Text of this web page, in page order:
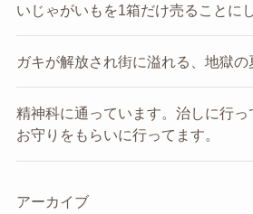
いじゃがいもを1箱だけ売ることに
ガキが解放され街に溢れる、地獄の
精神科に通っています。治しに行っ
お守りをもらいに行ってます。
アーカイブ